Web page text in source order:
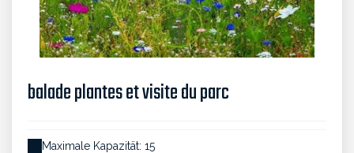
balade plantes et visite du parc
Maximale Kapazität: 15